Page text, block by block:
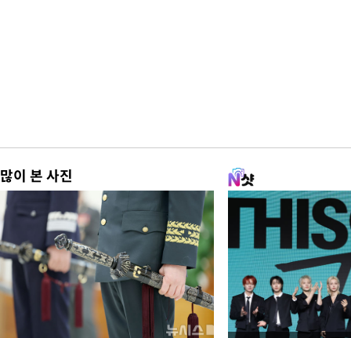
많이 본 사진